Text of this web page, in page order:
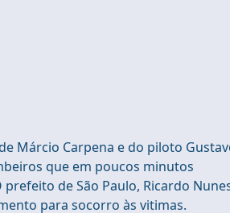
Márcio Carpena e do piloto
que em poucos minutos
de São Paulo, Ricardo
para socorro às vitimas.